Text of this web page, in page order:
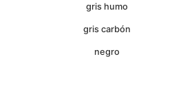
gris humo
gris carbón
negro